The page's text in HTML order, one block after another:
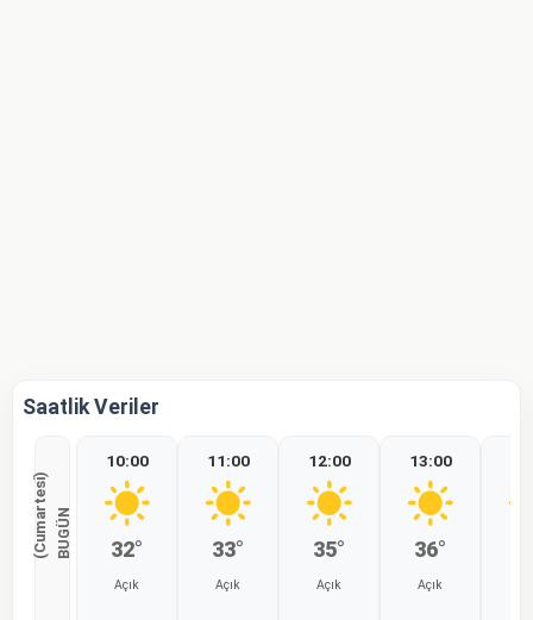
Saatlik Veriler
B
U
G
Ü
N
(
C
u
m
a
r
t
e
s
i
)
10:00
32°
Açık
11:00
33°
Açık
12:00
35°
Açık
13:00
36°
Açık